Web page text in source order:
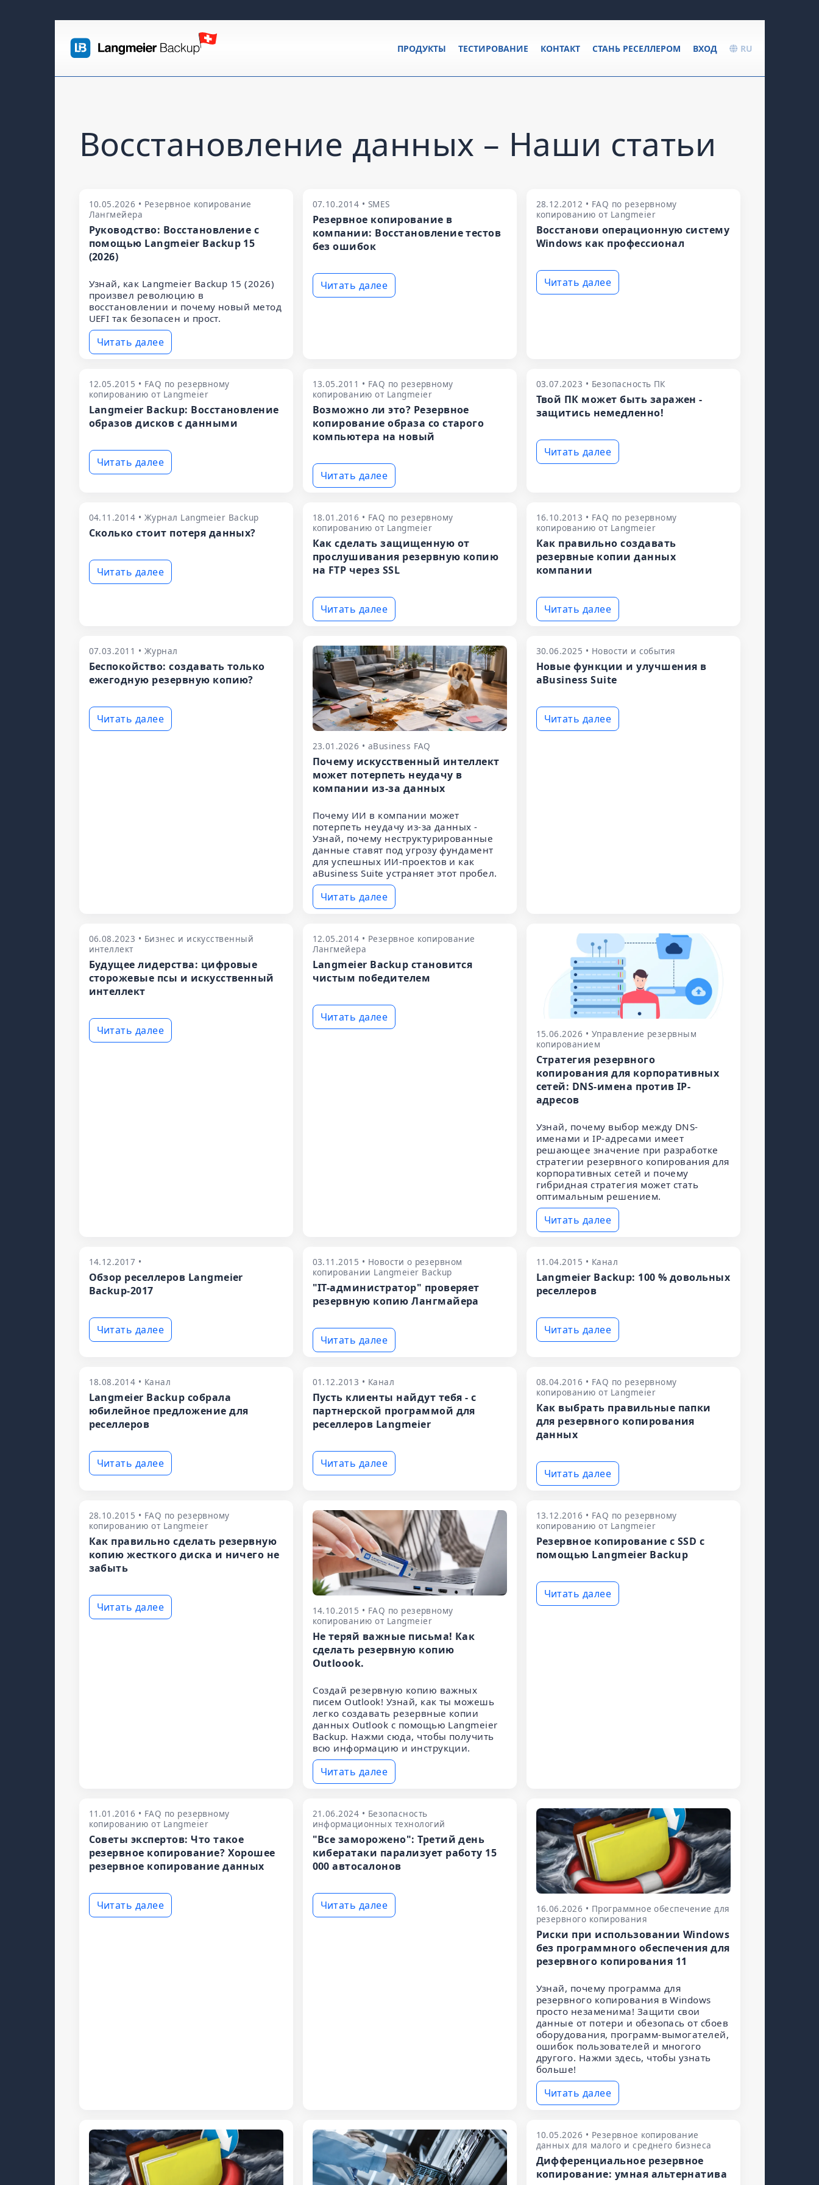
RU
ВХОД
СТАНЬ РЕСЕЛЛЕРОМ
КОНТАКТ
ТЕСТИРОВАНИЕ
ПРОДУКТЫ
Восстановление данных – Наши статьи
10.05.2026 • Резервное копирование
Лангмейера
Руководство: Восстановление с
помощью Langmeier Backup 15
(2026)
Узнай, как Langmeier Backup 15 (2026)
произвел революцию в
восстановлении и почему новый метод
UEFI так безопасен и прост.
Читать далее
07.10.2014 • SMES
Резервное копирование в
компании: Восстановление тестов
без ошибок
Читать далее
28.12.2012 • FAQ по резервному
копированию от Langmeier
Восстанови операционную систему
Windows как профессионал
Читать далее
12.05.2015 • FAQ по резервному
копированию от Langmeier
Langmeier Backup: Восстановление
образов дисков с данными
Читать далее
13.05.2011 • FAQ по резервному
копированию от Langmeier
Возможно ли это? Резервное
копирование образа со старого
компьютера на новый
Читать далее
03.07.2023 • Безопасность ПК
Твой ПК может быть заражен -
защитись немедленно!
Читать далее
04.11.2014 • Журнал Langmeier Backup
Сколько стоит потеря данных?
Читать далее
18.01.2016 • FAQ по резервному
копированию от Langmeier
Как сделать защищенную от
прослушивания резервную копию
на FTP через SSL
Читать далее
16.10.2013 • FAQ по резервному
копированию от Langmeier
Как правильно создавать
резервные копии данных
компании
Читать далее
07.03.2011 • Журнал
Беспокойство: создавать только
ежегодную резервную копию?
Читать далее
23.01.2026 • aBusiness FAQ
Почему искусственный интеллект
может потерпеть неудачу в
компании из-за данных
Почему ИИ в компании может
потерпеть неудачу из-за данных -
Узнай, почему неструктурированные
данные ставят под угрозу фундамент
для успешных ИИ-проектов и как
aBusiness Suite устраняет этот пробел.
Читать далее
30.06.2025 • Новости и события
Новые функции и улучшения в
aBusiness Suite
Читать далее
06.08.2023 • Бизнес и искусственный
интеллект
Будущее лидерства: цифровые
сторожевые псы и искусственный
интеллект
Читать далее
12.05.2014 • Резервное копирование
Лангмейера
Langmeier Backup становится
чистым победителем
Читать далее
15.06.2026 • Управление резервным
копированием
Стратегия резервного
копирования для корпоративных
сетей: DNS-имена против IP-
адресов
Узнай, почему выбор между DNS-
именами и IP-адресами имеет
решающее значение при разработке
стратегии резервного копирования для
корпоративных сетей и почему
гибридная стратегия может стать
оптимальным решением.
Читать далее
14.12.2017 •
Обзор реселлеров Langmeier
Backup-2017
Читать далее
03.11.2015 • Новости о резервном
копировании Langmeier Backup
"IT-администратор" проверяет
резервную копию Лангмайера
Читать далее
11.04.2015 • Канал
Langmeier Backup: 100 % довольных
реселлеров
Читать далее
18.08.2014 • Канал
Langmeier Backup собрала
юбилейное предложение для
реселлеров
Читать далее
01.12.2013 • Канал
Пусть клиенты найдут тебя - с
партнерской программой для
реселлеров Langmeier
Читать далее
08.04.2016 • FAQ по резервному
копированию от Langmeier
Как выбрать правильные папки
для резервного копирования
данных
Читать далее
28.10.2015 • FAQ по резервному
копированию от Langmeier
Как правильно сделать резервную
копию жесткого диска и ничего не
забыть
Читать далее
14.10.2015 • FAQ по резервному
копированию от Langmeier
Не теряй важные письма! Как
сделать резервную копию
Outloook.
Создай резервную копию важных
писем Outlook! Узнай, как ты можешь
легко создавать резервные копии
данных Outlook с помощью Langmeier
Backup. Нажми сюда, чтобы получить
всю информацию и инструкции.
Читать далее
13.12.2016 • FAQ по резервному
копированию от Langmeier
Резервное копирование с SSD с
помощью Langmeier Backup
Читать далее
11.01.2016 • FAQ по резервному
копированию от Langmeier
Советы экспертов: Что такое
резервное копирование? Хорошее
резервное копирование данных
Читать далее
21.06.2024 • Безопасность
информационных технологий
"Все заморожено": Третий день
кибератаки парализует работу 15
000 автосалонов
Читать далее
16.06.2026 • Программное обеспечение для
резервного копирования
Риски при использовании Windows
без программного обеспечения для
резервного копирования 11
Узнай, почему программа для
резервного копирования в Windows
просто незаменима! Защити свои
данные от потери и обезопась от сбоев
оборудования, программ-вымогателей,
ошибок пользователей и многого
другого. Нажми здесь, чтобы узнать
больше!
Читать далее
10.05.2026 • Резервное копирование
данных для малого и среднего бизнеса
Дифференциальное резервное
копирование: умная альтернатива